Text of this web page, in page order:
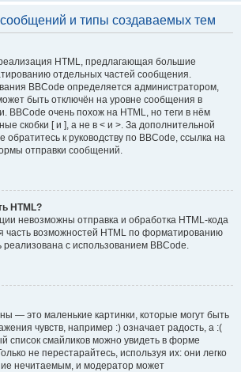
и типы создаваемых тем
HTML, предлагающая большие
отдельных частей сообщения.
BBCode определяется администратором,
быть отключён на уровне сообщения в
BBCode очень похож на HTML, но теги в нём
скобки [ и ], а не в < и >. За дополнительной
к руководству по BBCode, ссылка на
отправки сообщений.
HTML?
невозможны отправка и обработка HTML-кода
часть возможностей HTML по форматированию
с использованием BBCode.
— это маленькие картинки, которые могут быть
чувств, например :) означает радость, а :(
список смайликов можно увидеть в форме
не перестарайтесь, используя их: они легко
нечитаемым, и модератор может